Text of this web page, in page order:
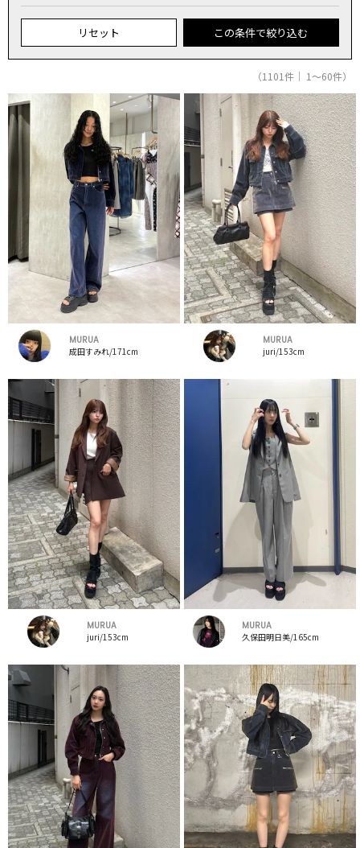
リセット この条件で絞り込む
（1101件｜ 1～60件）
MURUA
成田すみれ/171cm
MURUA
juri/153cm
MURUA
juri/153cm
MURUA
久保田明日美/165cm